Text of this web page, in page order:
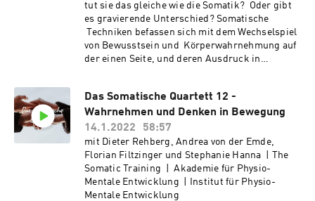
tut sie das gleiche wie die Somatik? Oder gibt
es gravierende Unterschied? Somatische
Techniken befassen sich mit dem Wechselspiel
von Bewusstsein und Körperwahrnehmung auf
der einen Seite, und deren Ausdruck in
das beforschte Objekt. Daraus ergibt sich, dass
die Somatik sehr individuell geprägt war und
es wenig Methoden-übergreifenden Diskurs
und Theorie gab. Genau das will das
SOMATISCHE QUARTETT ändern: Hier gibt es
Diskurs und Diskussion und nicht nur
persönliche Geschichten. Es werden tiefe
Gemeinsamkeiten und Grenzen ausgelotet. Es
Das Somatische Quartett 12 -
Wahrnehmen und Denken in Bewegung
14.1.2022
58:57
mit Dieter Rehberg, Andrea von der Emde,
Florian Filtzinger und Stephanie Hanna | The
Somatic Training | Akademie für Physio-
Mentale Entwicklung | Institut für Physio-
Mentale Entwicklung